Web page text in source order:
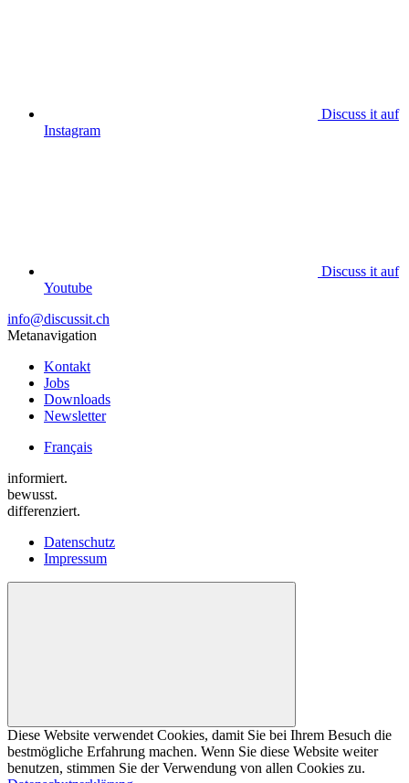
Discuss it auf
Instagram
Discuss it auf
Youtube
info@discussit.ch
Metanavigation
Kontakt
Jobs
Downloads
Newsletter
Français
informiert.
bewusst.
differenziert.
Datenschutz
Impressum
Diese Website verwendet Cookies, damit Sie bei Ihrem Besuch die
bestmögliche Erfahrung machen. Wenn Sie diese Website weiter
benutzen, stimmen Sie der Verwendung von allen Cookies zu.